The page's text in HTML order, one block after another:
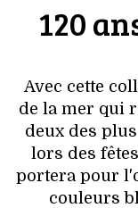
120
Avec cette
de la mer qui
deux des
lors des
portera pour
couleurs